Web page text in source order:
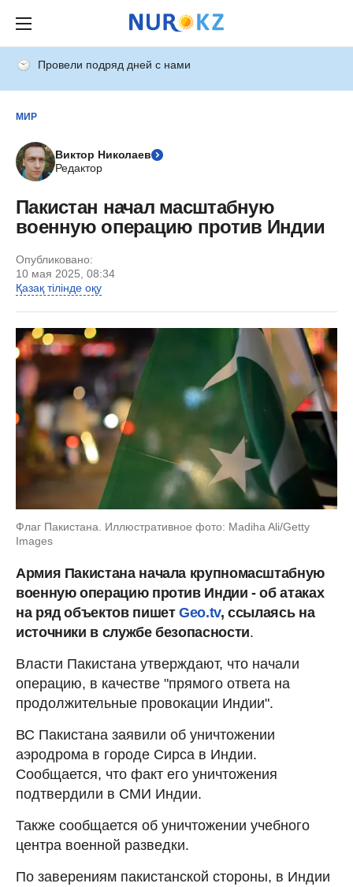
Провели подряд дней с нами
МИР
Виктор Николаев
Редактор
Пакистан начал масштабную
военную операцию против Индии
Опубликовано:
10 мая 2025, 08:34
Қазақ тілінде оқу
Флаг Пакистана. Иллюстративное фото: Madiha Ali/Getty
Images
Армия Пакистана начала крупномасштабную
военную операцию против Индии - об атаках
на ряд объектов пишетGeo.tv, ссылаясь на
источники в службе безопасности.
Власти Пакистана утверждают, что начали
операцию, в качестве "прямого ответа на
продолжительные провокации Индии".
ВС Пакистана заявили об уничтожении
аэродрома в городе Сирса в Индии.
Сообщается, что факт его уничтожения
подтвердили в СМИ Индии.
Также сообщается об уничтожении учебного
центра военной разведки.
По заверениям пакистанской стороны, в Индии